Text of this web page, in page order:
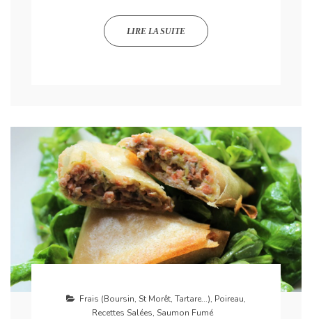
LIRE LA SUITE
Frais (Boursin, St Morêt, Tartare...), Poireau,
Recettes Salées, Saumon Fumé